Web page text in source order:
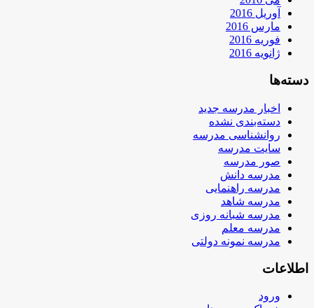
آوریل 2016
مارس 2016
فوریه 2016
ژانویه 2016
دسته‌ها
اخبار مدرسه جدید
دسته‌بندی نشده
روانشناسی مدرسه
سایت مدرسه
صور مدرسه
مدرسه دانش
مدرسه راهنمایی
مدرسه شاهد
مدرسه شبانه روزی
مدرسه معلم
مدرسه نمونه دولتی
اطلاعات
ورود